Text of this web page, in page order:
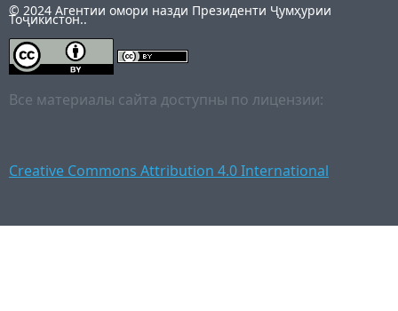
© 2024 Агентии омори назди Президенти Ҷумҳурии
Тоҷикистон..
Все материалы сайта доступны по лицензии:
Creative Commons Attribution 4.0 International